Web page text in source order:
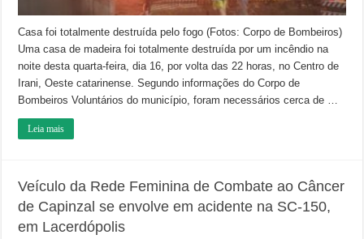
Casa foi totalmente destruída pelo fogo (Fotos: Corpo de Bombeiros)
Uma casa de madeira foi totalmente destruída por um incêndio na
noite desta quarta-feira, dia 16, por volta das 22 horas, no Centro de
Irani, Oeste catarinense. Segundo informações do Corpo de
Bombeiros Voluntários do município, foram necessários cerca de …
Leia mais
Veículo da Rede Feminina de Combate ao Câncer
de Capinzal se envolve em acidente na SC-150,
em Lacerdópolis